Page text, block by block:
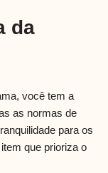
da
você tem a
as normas de
para os
que prioriza o